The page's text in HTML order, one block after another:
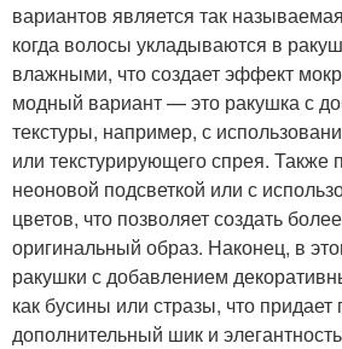
вариантов является так
когда волосы укладываются в
влажными, что создает эффект
модный вариант — это ракушка с
текстуры, например, с
или текстурирующего спрея. Также
неоновой подсветкой или с
цветов, что позволяет создать
оригинальный образ. Наконец, в
ракушки с добавлением
как бусины или стразы, что придает
дополнительный шик и